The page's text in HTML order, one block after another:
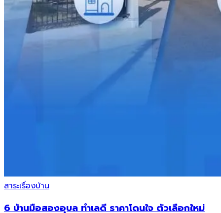
สาระเรื่องบ้าน
6 บ้านมือสองอุบล ทำเลดี ราคาโดนใจ ตัวเลือกใหม่